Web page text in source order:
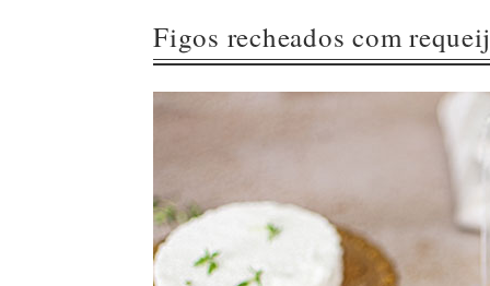
Figos recheados com